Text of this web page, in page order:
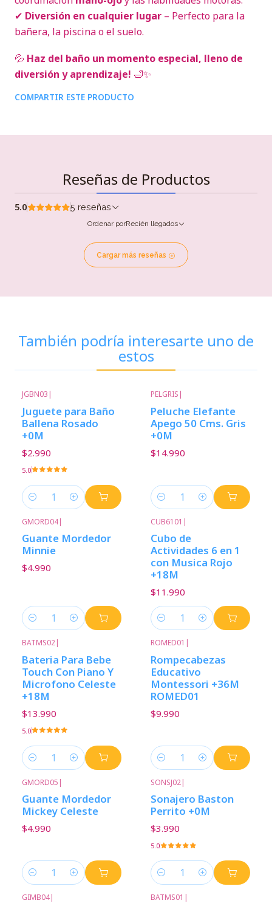
✔ Diversión en cualquier lugar – Perfecto para la
bañera, la piscina o el suelo.
💦 Haz del baño un momento especial, lleno de
diversión y aprendizaje! 🛁✨
COMPARTIR ESTE PRODUCTO
Reseñas de Productos
5.0 5 reseñas
Ordenar porRecién llegados
Cargar más reseñas
También podría interesarte uno de
estos
JGBN03 |
Juguete para Baño
Ballena Rosado
+0M
$2.990
5.0
Cantidad
PELGRIS |
Peluche Elefante
Apego 50 Cms. Gris
+0M
$14.990
Cantidad
GMORD04|
Guante Mordedor
Minnie
$4.990
Cantidad
CUB6101 |
Cubo de
Actividades 6 en 1
con Musica Rojo
+18M
$11.990
Cantidad
BATMS02|
Bateria Para Bebe
Touch Con Piano Y
Microfono Celeste
+18M
$13.990
5.0
Cantidad
ROMED01 |
Rompecabezas
Educativo
Montessori +36M
ROMED01
$9.990
Cantidad
GMORD05 |
Guante Mordedor
Mickey Celeste
$4.990
Cantidad
SONSJ02|
Sonajero Baston
Perrito +0M
$3.990
5.0
Cantidad
GIMB04| BATMS01 |